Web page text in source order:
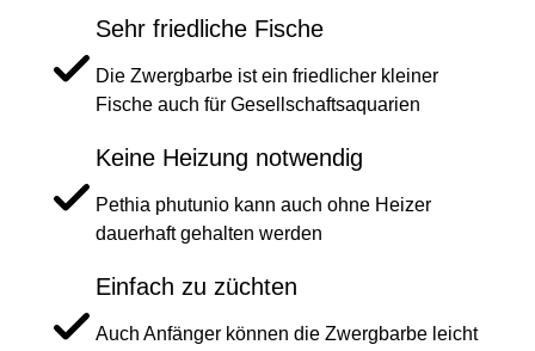
Sehr friedliche Fische
Die Zwergbarbe ist ein friedlicher kleiner
Fische auch für Gesellschaftsaquarien
Keine Heizung notwendig
Pethia phutunio kann auch ohne Heizer
dauerhaft gehalten werden
Einfach zu züchten
Auch Anfänger können die Zwergbarbe leicht